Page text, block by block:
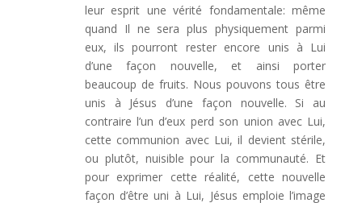
leur esprit une vérité fondamentale: même
quand Il ne sera plus physiquement parmi
eux, ils pourront rester encore unis à Lui
d’une façon nouvelle, et ainsi porter
beaucoup de fruits. Nous pouvons tous être
unis à Jésus d’une façon nouvelle. Si au
contraire l’un d’eux perd son union avec Lui,
cette communion avec Lui, il devient stérile,
ou plutôt, nuisible pour la communauté. Et
pour exprimer cette réalité, cette nouvelle
façon d’être uni à Lui, Jésus emploie l’image